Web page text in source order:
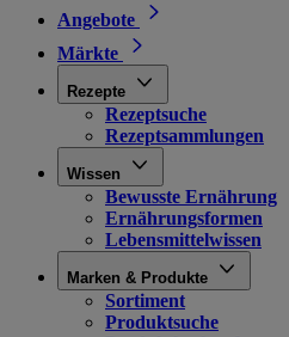
Angebote
Märkte
Rezepte
Rezeptsuche
Rezeptsammlungen
Wissen
Bewusste Ernährung
Ernährungsformen
Lebensmittelwissen
Marken & Produkte
Sortiment
Produktsuche